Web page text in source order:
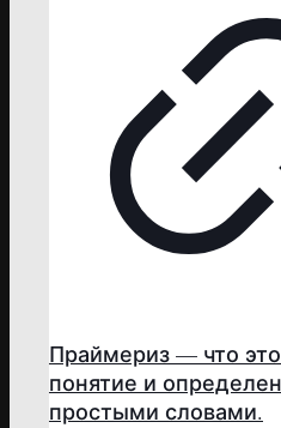
Праймериз — что
понятие и
простыми словами.